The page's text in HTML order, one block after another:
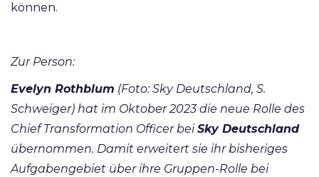
können.
Zur Person:
Evelyn Rothblum (Foto: Sky Deutschland, S.
Schweiger) hat im Oktober 2023 die neue Rolle des
Chief Transformation Officer beiSky Deutschland
übernommen. Damit erweitert sie ihr bisheriges
Aufgabengebiet über ihre Gruppen-Rolle bei